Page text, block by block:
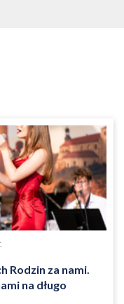
Rodzin za nami.
na długo